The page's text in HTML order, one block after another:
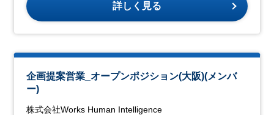
詳しく見る
企画提案営業_オープンポジション(大阪)(メンバ
ー)
株式会社Works Human Intelligence